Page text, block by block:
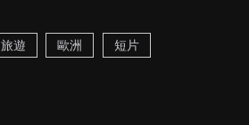
旅遊 歐洲 短片